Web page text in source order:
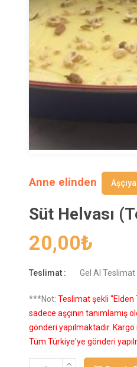
Anne elinden
Süt Helvası
20,00₺
Teslimat : Gel Al Teslimat
***Not: Teslimat şekli
sadece aşçının tanımlamış
gönderi yapılmaktadır.
Tüm Türkiye'ye gönderi